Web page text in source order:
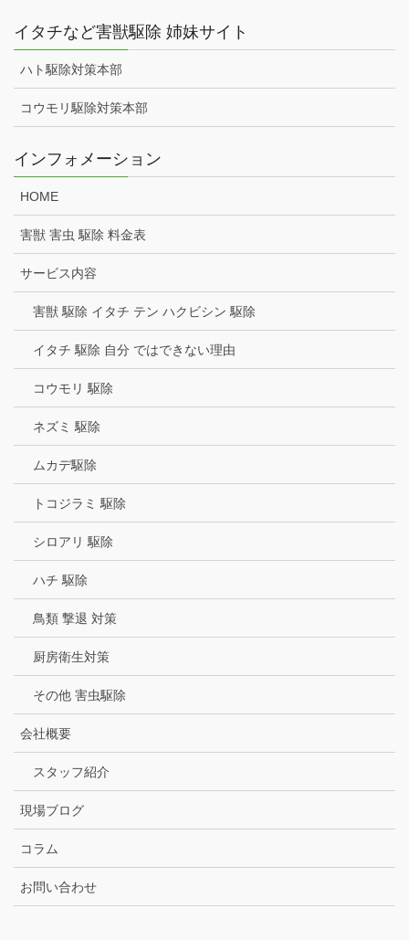
イタチなど害獣駆除 姉妹サイト
ハト駆除対策本部
コウモリ駆除対策本部
インフォメーション
HOME
害獣 害虫 駆除 料金表
サービス内容
害獣 駆除 イタチ テン ハクビシン 駆除
イタチ 駆除 自分 ではできない理由
コウモリ 駆除
ネズミ 駆除
ムカデ駆除
トコジラミ 駆除
シロアリ 駆除
ハチ 駆除
鳥類 撃退 対策
厨房衛生対策
その他 害虫駆除
会社概要
スタッフ紹介
現場ブログ
コラム
お問い合わせ